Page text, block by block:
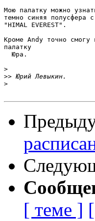
Мою палатку можно
темно синяя полусфера
"HIMAL EVEREST".
Кроме Andy точно
палатку
  Юра.
>
>>
>
[ теме ]